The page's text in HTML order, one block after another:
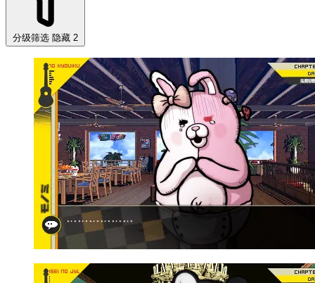
分级筛选 隐藏 2